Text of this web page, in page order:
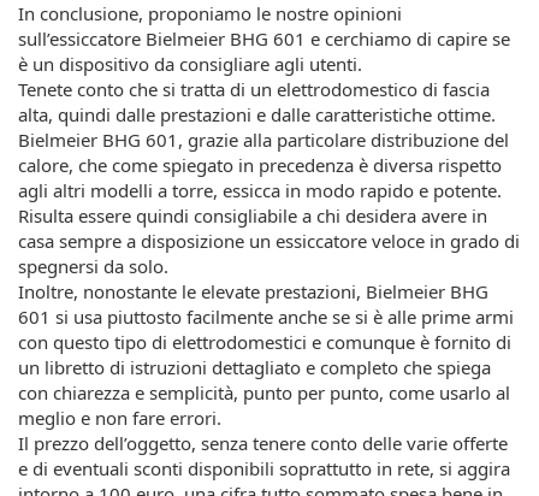
In conclusione, proponiamo le nostre opinioni
sull’essiccatore Bielmeier BHG 601 e cerchiamo di capire se
è un dispositivo da consigliare agli utenti.
Tenete conto che si tratta di un elettrodomestico di fascia
alta, quindi dalle prestazioni e dalle caratteristiche ottime.
Bielmeier BHG 601, grazie alla particolare distribuzione del
calore, che come spiegato in precedenza è diversa rispetto
agli altri modelli a torre, essicca in modo rapido e potente.
Risulta essere quindi consigliabile a chi desidera avere in
casa sempre a disposizione un essiccatore veloce in grado di
spegnersi da solo.
Inoltre, nonostante le elevate prestazioni, Bielmeier BHG
601 si usa piuttosto facilmente anche se si è alle prime armi
con questo tipo di elettrodomestici e comunque è fornito di
un libretto di istruzioni dettagliato e completo che spiega
con chiarezza e semplicità, punto per punto, come usarlo al
meglio e non fare errori.
Il prezzo dell’oggetto, senza tenere conto delle varie offerte
e di eventuali sconti disponibili soprattutto in rete, si aggira